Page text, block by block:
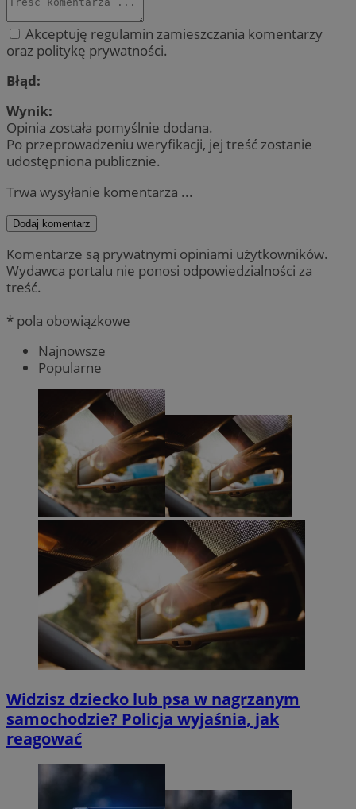
Akceptuję regulamin zamieszczania komentarzy
oraz politykę prywatności.
Błąd:
Wynik:
Opinia została pomyślnie dodana.
Po przeprowadzeniu weryfikacji, jej treść zostanie
udostępniona publicznie.
Trwa wysyłanie komentarza ...
Dodaj komentarz
Komentarze są prywatnymi opiniami użytkowników.
Wydawca portalu nie ponosi odpowiedzialności za
treść.
* pola obowiązkowe
Najnowsze
Popularne
Widzisz dziecko lub psa w nagrzanym
samochodzie? Policja wyjaśnia, jak
reagować